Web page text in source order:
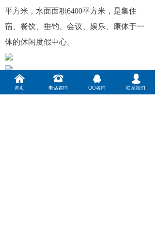
平方米，水面面积6400平方米，是集住
宿、餐饮、垂钓、会议、娱乐、康体于一
体的休闲度假中心。
낀
首页
뀰
电话咨询
뀩
QQ咨询
넙
联系我们